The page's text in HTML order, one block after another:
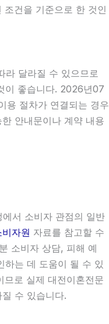
건을 기준으로 한 것인
라 달라질 수 있으므로
이 좋습니다. 2026년07
용 절차가 연결되는 경우
안내문이나 계약 내용
서 소비자 관점의 일반
자원 자료를 참고할 수
소비자 상담, 피해 예
하는 데 도움이 될 수 있
므로 실제 대전이혼전문
수 있습니다.